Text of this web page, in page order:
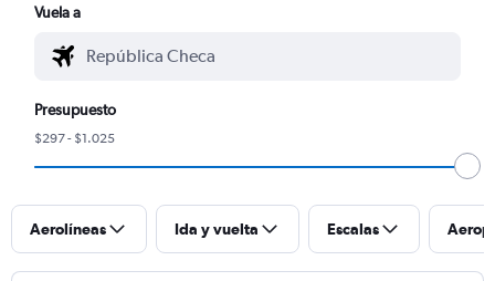
Vuela a
Presupuesto
$297 - $1.025
Aerolíneas Ida y vuelta Escalas